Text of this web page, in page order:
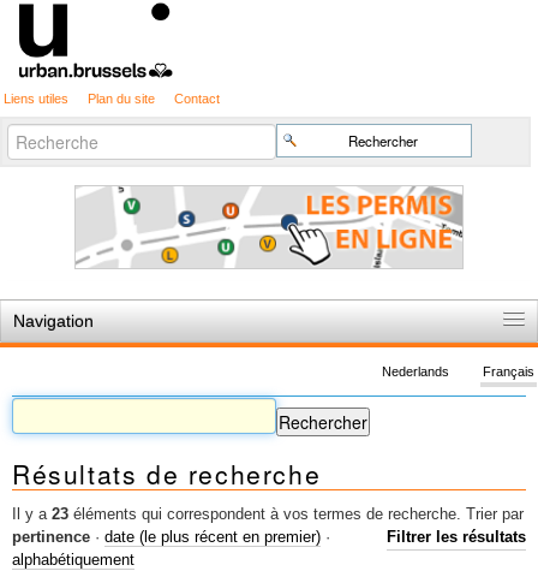
Liens utiles Plan du site Contact
Chercher par
Recherche
avancée…
Navigation
Règles du jeu
Permis d'urbanisme
Cartographie
Etudes et publications
Mots-clés
Français
Nederlands
Résultats de recherche
Il y a 23 éléments qui correspondent à vos termes de recherche.
Filtrer les résultats
Trier par
pertinence · date (le plus récent en premier) ·
alphabétiquement